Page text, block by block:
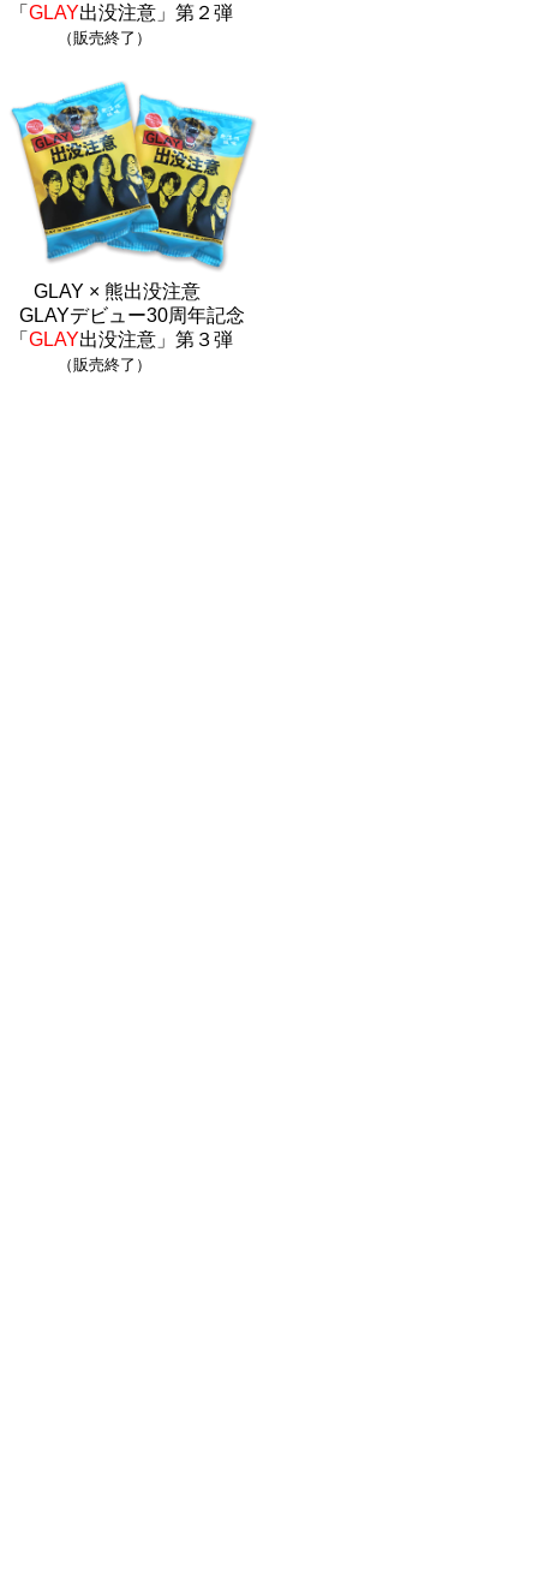
「 GLAY出没注意」第２弾
（販売終了）
GLAY × 熊出没注意
GLAYデビュー30周年記念
「 GLAY出没注意」第３弾
（販売終了）